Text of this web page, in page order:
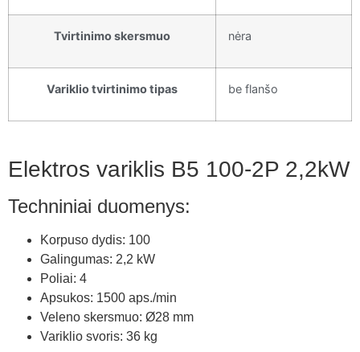
Tvirtinimo skersmuo nėra
Variklio tvirtinimo tipas be flanšo
Elektros variklis B5 100-2P 2,2kW
Techniniai duomenys:
Korpuso dydis: 100
Galingumas: 2,2 kW
Poliai: 4
Apsukos: 1500 aps./min
Veleno skersmuo: Ø28 mm
Variklio svoris: 36 kg